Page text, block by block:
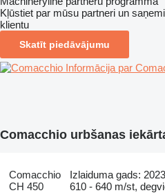
Kļūstiet par mūsu partneri un
klientu
Skatīt piedāvājumu
Informācija par
Comacchio urbšanas
Comacchio
CH 450
Izlaiduma gads:
610 - 640 m/st,